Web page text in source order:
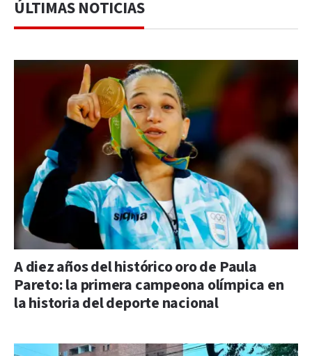
ÚLTIMAS NOTICIAS
A diez años del histórico oro de Paula
Pareto: la primera campeona olímpica en
la historia del deporte nacional